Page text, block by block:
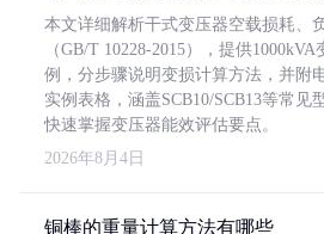
本文详细解析干式变压器空载损耗、
（GB/T 10228-2015），提供
例，分步骤说明变损计算方法，并附
实例表格，涵盖SCB10/SCB13等常见
快速掌握变压器能效评估要点。
2026年8月4日
铜棒的重量计算方法有哪些